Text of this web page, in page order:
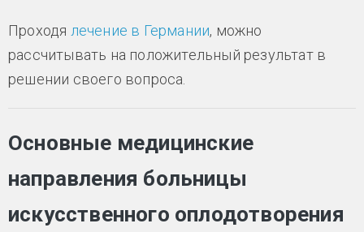
Проходя лечение в Германии, можно
рассчитывать на положительный результат в
решении своего вопроса.
Основные медицинские
направления больницы
искусственного оплодотворения